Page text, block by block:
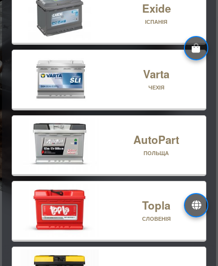
Exide
ІСПАНІЯ
Varta
ЧЕХІЯ
AutoPart
ПОЛЬЩА
Topla
СЛОВЕНІЯ